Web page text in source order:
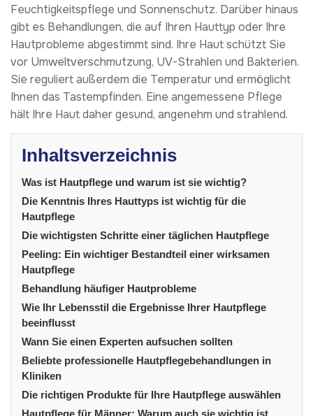
Feuchtigkeitspflege und Sonnenschutz. Darüber hinaus
gibt es Behandlungen, die auf Ihren Hauttyp oder Ihre
Hautprobleme abgestimmt sind. Ihre Haut schützt Sie
vor Umweltverschmutzung, UV-Strahlen und Bakterien.
Sie reguliert außerdem die Temperatur und ermöglicht
Ihnen das Tastempfinden. Eine angemessene Pflege
hält Ihre Haut daher gesund, angenehm und strahlend.
Inhaltsverzeichnis
Was ist Hautpflege und warum ist sie wichtig?
Die Kenntnis Ihres Hauttyps ist wichtig für die
Hautpflege
Die wichtigsten Schritte einer täglichen Hautpflege
Peeling: Ein wichtiger Bestandteil einer wirksamen
Hautpflege
Behandlung häufiger Hautprobleme
Wie Ihr Lebensstil die Ergebnisse Ihrer Hautpflege
beeinflusst
Wann Sie einen Experten aufsuchen sollten
Beliebte professionelle Hautpflegebehandlungen in
Kliniken
Die richtigen Produkte für Ihre Hautpflege auswählen
Hautpflege für Männer: Warum auch sie wichtig ist